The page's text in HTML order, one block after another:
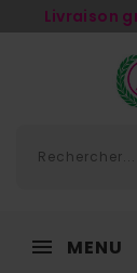
Adorée, la
MENU